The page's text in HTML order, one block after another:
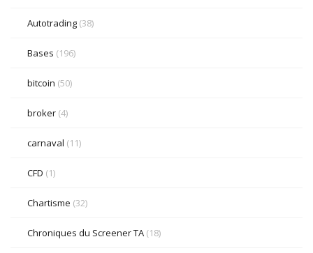
Autotrading (38)
Bases (196)
bitcoin (50)
broker (4)
carnaval (11)
CFD (1)
Chartisme (32)
Chroniques du Screener TA (18)